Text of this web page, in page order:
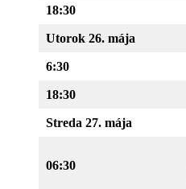
18:30
Utorok 26. mája
6:30
18:30
Streda 27. mája
06:30